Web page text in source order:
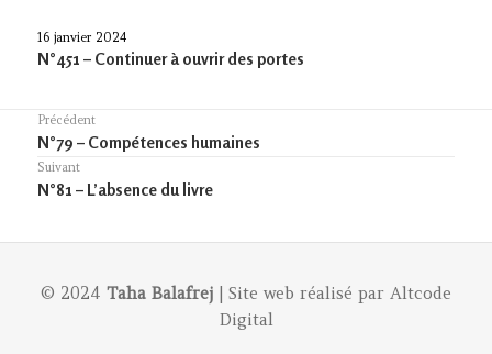
16 janvier 2024
N°451 – Continuer à ouvrir des portes
Navigation
de
l’article
Précédent
Previous
post:
N°79 – Compétences humaines
Suivant
Article
N°81 – L’absence du livre
© 2024 Taha Balafrej | Site web réalisé par Altcode
Digital